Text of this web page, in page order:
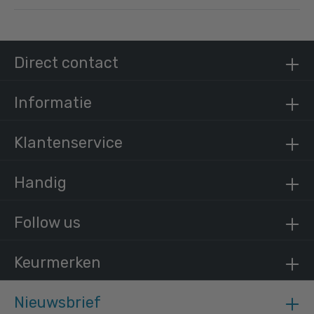
€ 9,62 incl. BTW
Nieuwsbrief
Follow us
Keurmerken
Direct contact
Informatie
Klantenservice
Handig